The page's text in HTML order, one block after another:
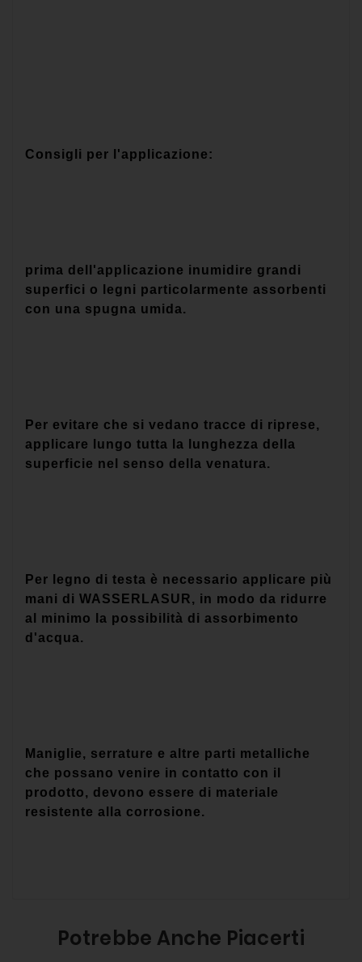
Consigli per l'applicazione:
prima dell'applicazione inumidire grandi
superfici o legni particolarmente assorbenti
con una spugna umida.
Per evitare che si vedano tracce di riprese,
applicare lungo tutta la lunghezza della
superficie nel senso della venatura.
Per legno di testa è necessario applicare più
mani di WASSERLASUR, in modo da ridurre
al minimo la possibilità di assorbimento
d'acqua.
Maniglie, serrature e altre parti metalliche
che possano venire in contatto con il
prodotto, devono essere di materiale
resistente alla corrosione.
Potrebbe Anche Piacerti